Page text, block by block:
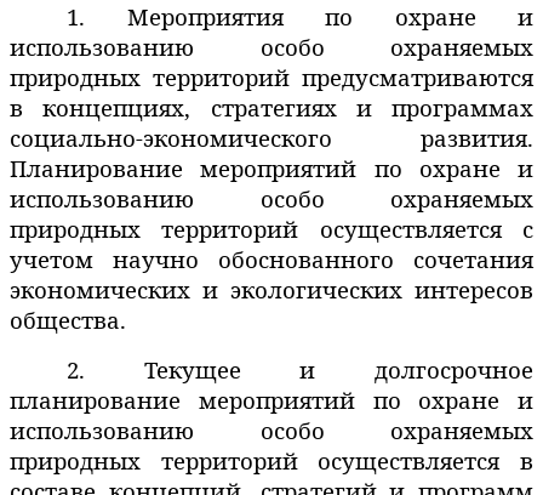
1. Мероприятия по охране и
использованию особо охраняемых
природных территорий предусматриваются
в концепциях, стратегиях и программах
социально-экономического развития.
Планирование мероприятий по охране и
использованию особо охраняемых
природных территорий осуществляется с
учетом научно обоснованного сочетания
экономических и экологических интересов
общества.
2. Текущее и долгосрочное
планирование мероприятий по охране и
использованию особо охраняемых
природных территорий осуществляется в